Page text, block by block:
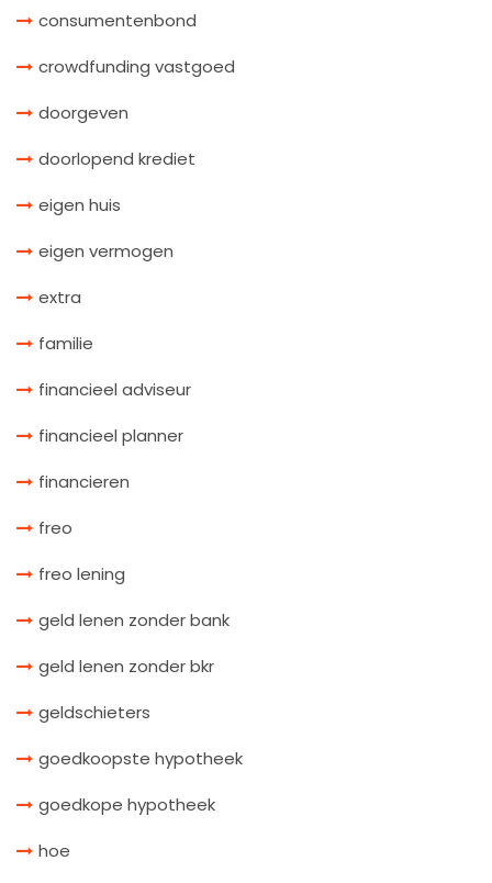
consumentenbond
crowdfunding vastgoed
doorgeven
doorlopend krediet
eigen huis
eigen vermogen
extra
familie
financieel adviseur
financieel planner
financieren
freo
freo lening
geld lenen zonder bank
geld lenen zonder bkr
geldschieters
goedkoopste hypotheek
goedkope hypotheek
hoe